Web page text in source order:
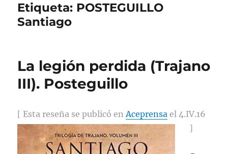
Etiqueta: POSTEGUILLO
Santiago
La legión perdida (Trajano
III). Posteguillo
[ Esta reseña se publicó enAceprensa el 4.IV.16
]